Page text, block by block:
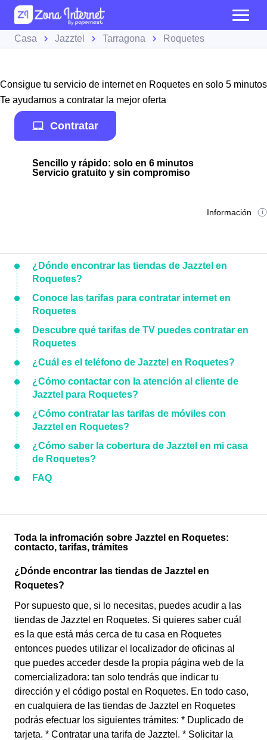
Casa Jazztel Tarragona Roquetes
Consigue tu servicio de internet en Roquetes en solo 5 minutos
Te ayudamos a contratar la mejor oferta
Contratar
Sencillo y rápido: solo en 6 minutos
Servicio gratuito y sin compromiso
Información
¿Dónde encontrar las tiendas de Jazztel en
Roquetes?
Conoce las tarifas para contratar internet en
Roquetes
Descubre qué tarifas de TV puedes contratar en
Roquetes
¿Cuál es el teléfono de Jazztel en Roquetes?
¿Cómo contactar con la atención al cliente de
Jazztel para Roquetes?
¿Cómo contratar las tarifas de móviles con
Jazztel en Roquetes?
¿Cómo saber la cobertura de Jazztel en mi casa
de Roquetes?
FAQ
Toda la infromación sobre Jazztel en Roquetes:
contacto, tarifas, trámites
¿Dónde encontrar las tiendas de Jazztel en
Roquetes?
Por supuesto que, si lo necesitas, puedes acudir a las
tiendas de Jazztel en Roquetes. Si quieres saber cuál
es la que está más cerca de tu casa en Roquetes
entonces puedes utilizar el localizador de oficinas al
que puedes acceder desde la propia página web de la
comercializadora: tan solo tendrás que indicar tu
dirección y el código postal en Roquetes. En todo caso,
en cualquiera de las tiendas de Jazztel en Roquetes
podrás efectuar los siguientes trámites: * Duplicado de
tarjeta. * Contratar una tarifa de Jazztel. * Solicitar la